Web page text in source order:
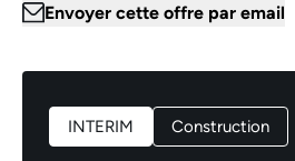
Envoyer cette offre par email
INTERIM Construction